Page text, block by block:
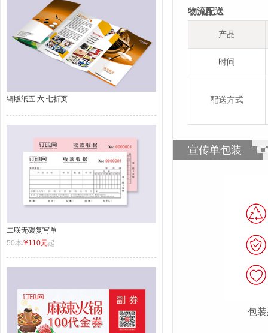
铜版纸五.六.七折页
二联无碳复写单
50本/¥110元起
物流配送
产品
时间
配送方式
宣传单包装
包